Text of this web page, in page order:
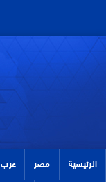
الرئيسية مصر عرب